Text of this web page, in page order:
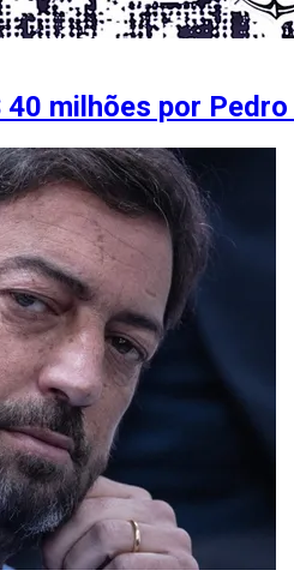
milhões por Pedro